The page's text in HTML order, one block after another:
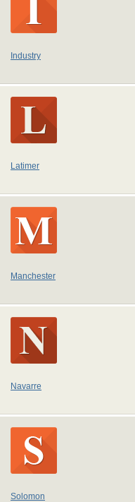
Industry
Latimer
Manchester
Navarre
Solomon